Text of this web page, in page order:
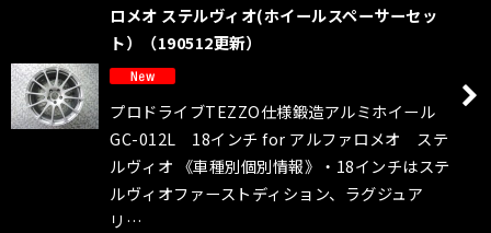
ロメオ ステルヴィオ(ホイールスペーサーセッ
ト）（190512更新）
プロドライブTEZZO仕様鍛造アルミホイール
GC-012L 18インチ for アルファロメオ ステ
ルヴィオ 《車種別個別情報》・18インチはステ
ルヴィオファーストディション、ラグジュア
リ…